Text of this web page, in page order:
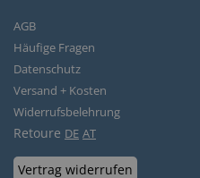
AGB
Häufige Fragen
Datenschutz
Versand + Kosten
Widerrufsbelehrung
Retoure DE AT
Vertrag widerrufen